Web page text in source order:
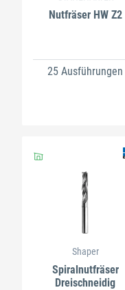
Nutfräser HW Z2
25 Ausführungen
Shaper
Spiralnutfräser
Dreischneidig